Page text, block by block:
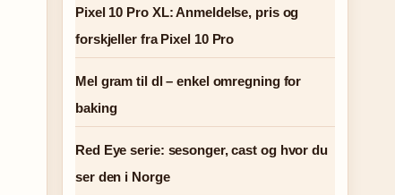
Pixel 10 Pro XL: Anmeldelse, pris og
forskjeller fra Pixel 10 Pro
Mel gram til dl – enkel omregning for
baking
Red Eye serie: sesonger, cast og hvor du
ser den i Norge